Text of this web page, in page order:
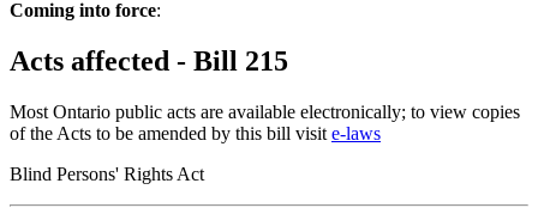
Coming into force:
Acts affected - Bill 215
Most Ontario public acts are available electronically; to view copies
of the Acts to be amended by this bill visit e-laws
Blind Persons' Rights Act